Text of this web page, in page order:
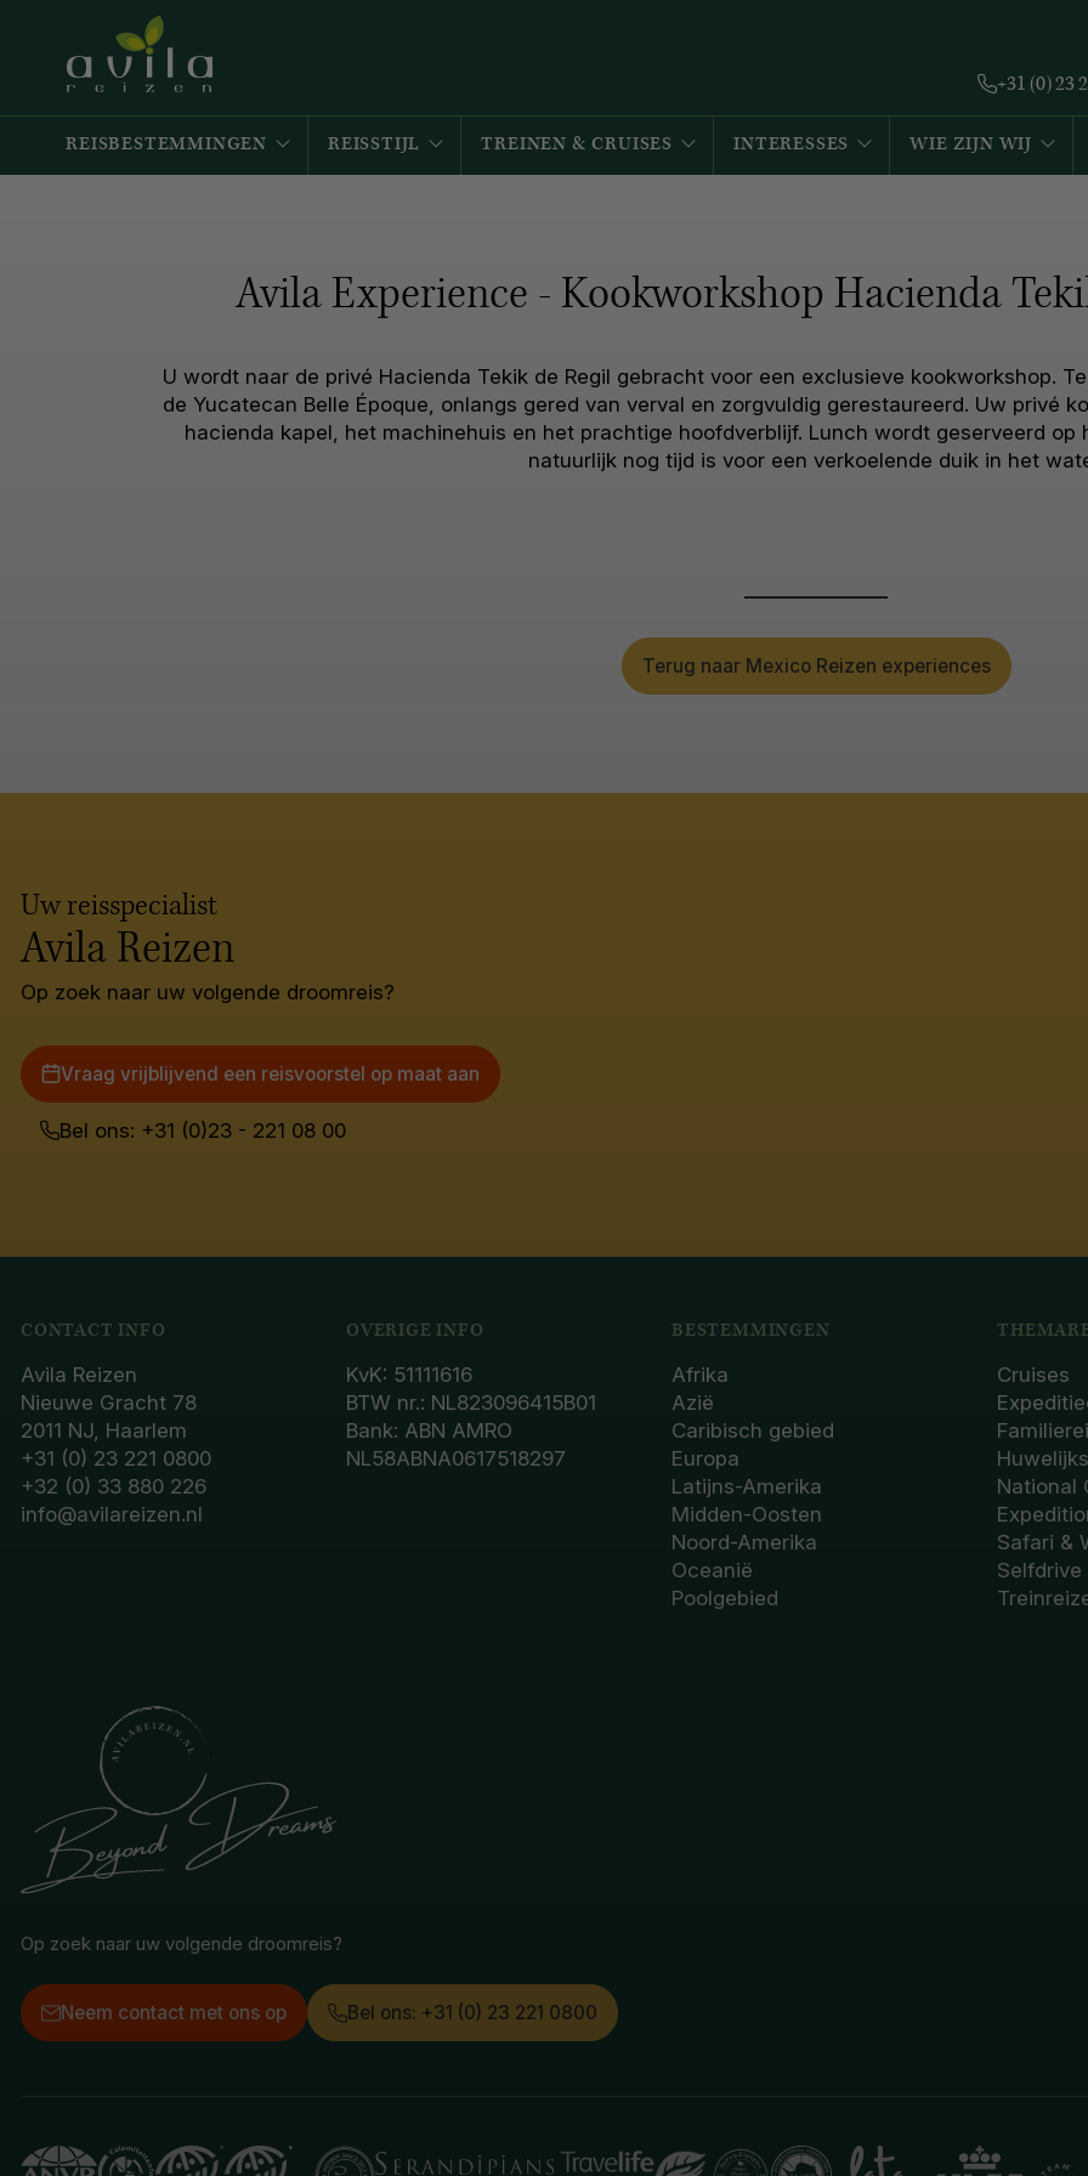
+31 (0) 23
REISBESTEMMINGEN REISSTIJL TREINEN & CRUISES INTERESSES WIE ZIJN WIJ
Avila Experience - Kookworkshop Hacienda
U wordt naar de privé Hacienda Tekik de Regil gebracht voor een exclusieve kookworkshop.
de Yucatecan Belle Époque, onlangs gered van verval en zorgvuldig gerestaureerd. Uw privé
hacienda kapel, het machinehuis en het prachtige hoofdverblijf. Lunch wordt geserveerd
natuurlijk nog tijd is voor een verkoelende duik in het
Terug naar Mexico Reizen experiences
Uw reisspecialist
Avila Reizen
Op zoek naar uw volgende droomreis?
Vraag vrijblijvend een reisvoorstel op maat aan
Bel ons: +31 (0)23 - 221 08 00
CONTACT INFO
Avila Reizen
Nieuwe Gracht 78
2011 NJ, Haarlem
+31 (0) 23 221 0800
+32 (0) 33 880 226
info@avilareizen.nl
OVERIGE INFO
KvK: 51111616
BTW nr.: NL823096415B01
Bank: ABN AMRO
NL58ABNA0617518297
BESTEMMINGEN
Afrika
Azië
Caribisch gebied
Europa
Latijns-Amerika
Midden-Oosten
Noord-Amerika
Oceanië
Poolgebied
Cruises
National
Safari &
Selfdrive
Op zoek naar uw volgende droomreis?
Neem contact met ons op Bel ons: +31 (0) 23 221 0800